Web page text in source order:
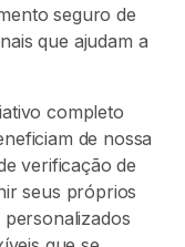
seguro de
que ajudam a
completo
de nossa
verificação de
seus próprios